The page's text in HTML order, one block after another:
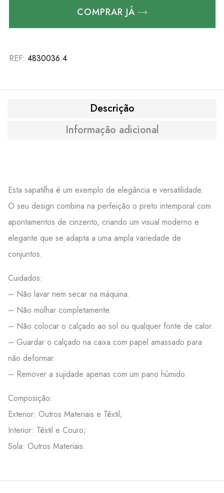
COMPRAR JÁ
REF: 4830036.4
Descrição
Informação adicional
Esta sapatilha é um exemplo de elegância e versatilidade.
O seu design combina na perfeição o preto intemporal com
apontamentos de cinzento, criando um visual moderno e
elegante que se adapta a uma ampla variedade de
conjuntos.
Cuidados:
– Não lavar nem secar na máquina.
– Não molhar completamente.
– Não colocar o calçado ao sol ou qualquer fonte de calor.
– Guardar o calçado na caixa com papel amassado para
não deformar.
– Remover a sujidade apenas com um pano húmido.
Composição:
Exterior: Outros Materiais e Têxtil;
Interior: Têxtil e Couro;
Sola: Outros Materiais.